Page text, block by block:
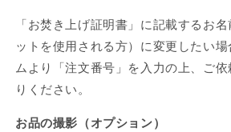
「お焚き上げ証明書」に記載するお
ットを使用される方）に変更したい場
ムより「注文番号」を入力の上、ご
りください。
お品の撮影（オプション）